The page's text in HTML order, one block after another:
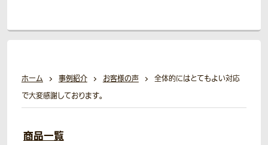
ホーム 事例紹介 お客様の声
全体的にはとてもよい対応
で大変感謝しております。
商品一覧